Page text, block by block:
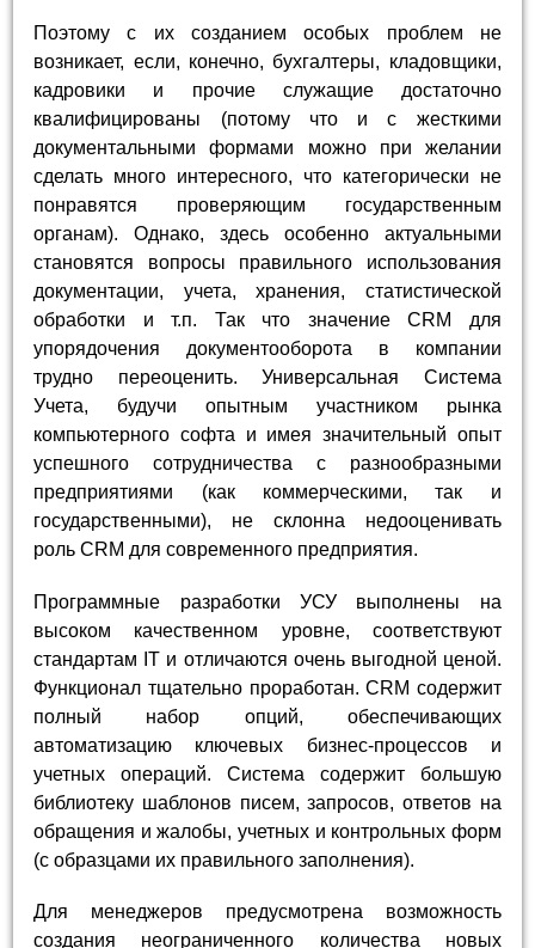
Поэтому с их созданием особых проблем не
возникает, если, конечно, бухгалтеры, кладовщики,
кадровики и прочие служащие достаточно
квалифицированы (потому что и с жесткими
документальными формами можно при желании
сделать много интересного, что категорически не
понравятся проверяющим государственным
органам). Однако, здесь особенно актуальными
становятся вопросы правильного использования
документации, учета, хранения, статистической
обработки и т.п. Так что значение CRM для
упорядочения документооборота в компании
трудно переоценить. Универсальная Система
Учета, будучи опытным участником рынка
компьютерного софта и имея значительный опыт
успешного сотрудничества с разнообразными
предприятиями (как коммерческими, так и
государственными), не склонна недооценивать
роль CRM для современного предприятия.
Программные разработки УСУ выполнены на
высоком качественном уровне, соответствуют
стандартам IT и отличаются очень выгодной ценой.
Функционал тщательно проработан. CRM содержит
полный набор опций, обеспечивающих
автоматизацию ключевых бизнес-процессов и
учетных операций. Система содержит большую
библиотеку шаблонов писем, запросов, ответов на
обращения и жалобы, учетных и контрольных форм
(с образцами их правильного заполнения).
Для менеджеров предусмотрена возможность
создания неограниченного количества новых